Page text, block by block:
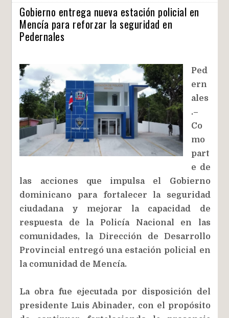
Gobierno entrega nueva estación policial en
Mencía para reforzar la seguridad en
Pedernales
Ped
ern
ales
.–
Co
mo
part
e de
las acciones que impulsa el Gobierno
dominicano para fortalecer la seguridad
ciudadana y mejorar la capacidad de
respuesta de la Policía Nacional en las
comunidades, la Dirección de Desarrollo
Provincial entregó una estación policial en
la comunidad de Mencía.
La obra fue ejecutada por disposición del
presidente Luis Abinader, con el propósito